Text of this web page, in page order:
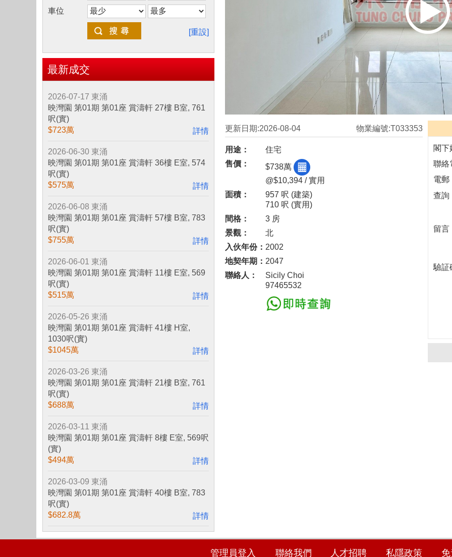
車位
[重設]
最新成交
2026-07-17 東涌
映灣園 第01期 第01座 賞濤軒 27樓 B室, 761
呎(實)
$723萬
詳情
2026-06-30 東涌
映灣園 第01期 第01座 賞濤軒 36樓 E室, 574
呎(實)
$575萬
詳情
2026-06-08 東涌
映灣園 第01期 第01座 賞濤軒 57樓 B室, 783
呎(實)
$755萬
詳情
2026-06-01 東涌
映灣園 第01期 第01座 賞濤軒 11樓 E室, 569
呎(實)
$515萬
詳情
2026-05-26 東涌
映灣園 第01期 第01座 賞濤軒 41樓 H室,
1030呎(實)
$1045萬
詳情
2026-03-26 東涌
映灣園 第01期 第01座 賞濤軒 21樓 B室, 761
呎(實)
$688萬
詳情
2026-03-11 東涌
映灣園 第01期 第01座 賞濤軒 8樓 E室, 569呎
(實)
$494萬
詳情
2026-03-09 東涌
映灣園 第01期 第01座 賞濤軒 40樓 B室, 783
呎(實)
$682.8萬
詳情
更新日期:2026-08-04 物業編號:T033353
用途：
住宅
售價：
$738萬
@$10,394 / 實用
面積：
957 呎 (建築)
710 呎 (實用)
間格：
3 房
景觀：
北
入伙年份： 2002
地契年期： 2047
聯絡人：
Sicily Choi
97465532
閣下
聯絡
電郵
查詢
留言
驗証
管理員登入 聯絡我們 人才招聘 私隱政策